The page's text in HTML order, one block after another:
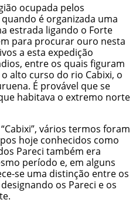
ocupada pelos
é organizada uma
estrada ligando o Forte
para procurar ouro nesta
a esta expedição
entre os quais figuram
o alto curso do rio Cabixi, o
É provável que se
habitava o extremo norte
vários termos foram
hoje conhecidos como
Pareci também era
período e, em alguns
se uma distinção entre os
designando os Pareci e os